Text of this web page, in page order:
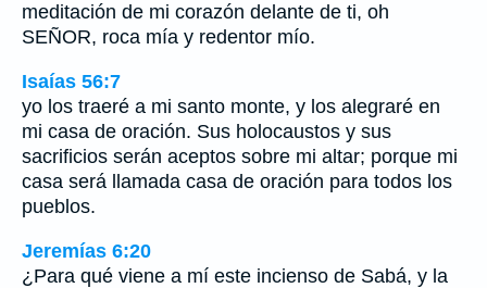
meditación de mi corazón delante de ti, oh
SEÑOR, roca mía y redentor mío.
Isaías 56:7
yo los traeré a mi santo monte, y los alegraré en
mi casa de oración. Sus holocaustos y sus
sacrificios serán aceptos sobre mi altar; porque mi
casa será llamada casa de oración para todos los
pueblos.
Jeremías 6:20
¿Para qué viene a mí este incienso de Sabá, y la